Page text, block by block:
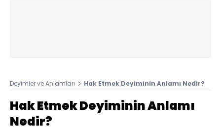
Deyimler ve Anlamları Hak Etmek Deyiminin Anlamı Nedir?
Hak Etmek Deyiminin Anlamı
Nedir?